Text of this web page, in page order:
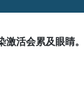
活会累及眼睛。